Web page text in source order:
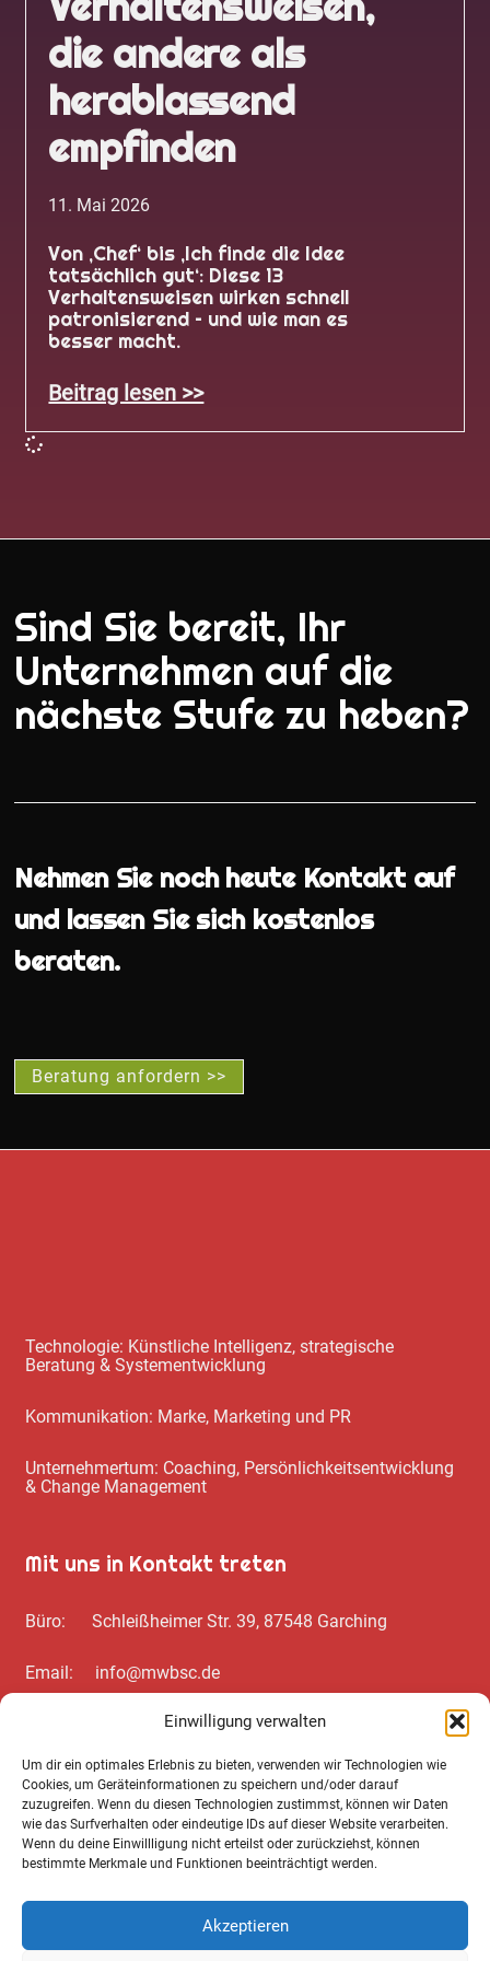
Einwilligung verwalten
Um dir ein optimales Erlebnis zu bieten, verwenden wir Technologien wie
Cookies, um Geräteinformationen zu speichern und/oder darauf
zuzugreifen. Wenn du diesen Technologien zustimmst, können wir Daten
wie das Surfverhalten oder eindeutige IDs auf dieser Website verarbeiten.
Wenn du deine Einwillligung nicht erteilst oder zurückziehst, können
bestimmte Merkmale und Funktionen beeinträchtigt werden.
Akzeptieren
die andere als
herablassend
empfinden
11. Mai 2026
Von ‚Chef‘ bis ‚Ich finde die Idee
tatsächlich gut‘: Diese 13
Verhaltensweisen wirken schnell
patronisierend – und wie man es
besser macht.
Beitrag lesen >>
Sind Sie bereit, Ihr
Unternehmen auf die
nächste Stufe zu heben?
Nehmen Sie noch heute Kontakt auf
und lassen Sie sich kostenlos
beraten.
Beratung anfordern >>
Technologie: Künstliche Intelligenz, strategische
Beratung & Systementwicklung
Kommunikation: Marke, Marketing und PR
Unternehmertum: Coaching, Persönlichkeitsentwicklung
& Change Management
Mit uns in Kontakt treten
Büro: Schleißheimer Str. 39, 87548 Garching
Email: info@mwbsc.de
Telefon: +49 89 / 20 00 35 62
Wichtiges zum Schluss
Cookie Notice